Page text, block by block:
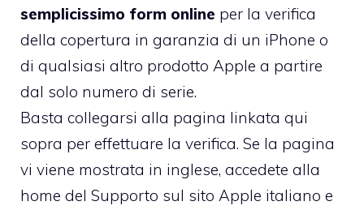
semplicissimo form online per la verifica
della copertura in garanzia di un iPhone o
di qualsiasi altro prodotto Apple a partire
dal solo numero di serie.
Basta collegarsi alla pagina linkata qui
sopra per effettuare la verifica. Se la pagina
vi viene mostrata in inglese, accedete alla
home del Supporto sul sito Apple italiano e